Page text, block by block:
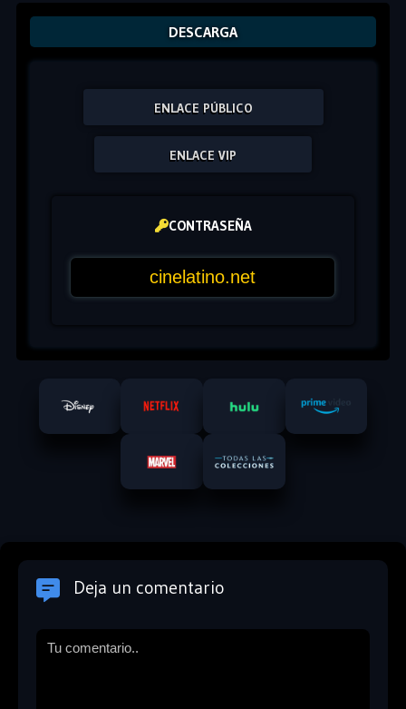
DESCARGA
ENLACE PÚBLICO
ENLACE VIP
CONTRASEÑA
Deja un comentario